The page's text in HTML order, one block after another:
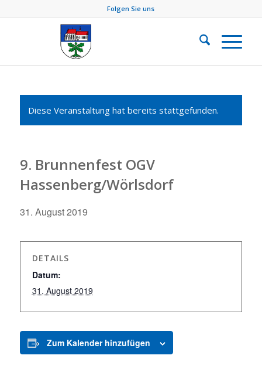
Folgen Sie uns
Diese Veranstaltung hat bereits stattgefunden.
9. Brunnenfest OGV
Hassenberg/Wörlsdorf
31. August 2019
DETAILS
Datum:
31. August 2019
Zum Kalender hinzufügen